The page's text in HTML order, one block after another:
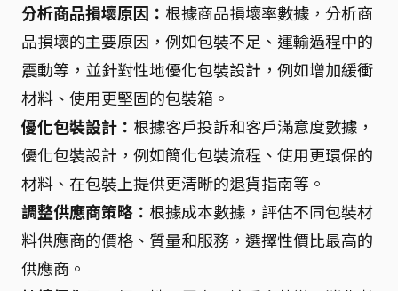
分析商品損壞原因： 根據商品損壞率數據，分析商
品損壞的主要原因，例如包裝不足、運輸過程中的
震動等，並針對性地優化包裝設計，例如增加緩衝
材料、使用更堅固的包裝箱。
優化包裝設計： 根據客戶投訴和客戶滿意度數據，
優化包裝設計，例如簡化包裝流程、使用更環保的
材料、在包裝上提供更清晰的退貨指南等。
調整供應商策略： 根據成本數據，評估不同包裝材
料供應商的價格、質量和服務，選擇性價比最高的
供應商。